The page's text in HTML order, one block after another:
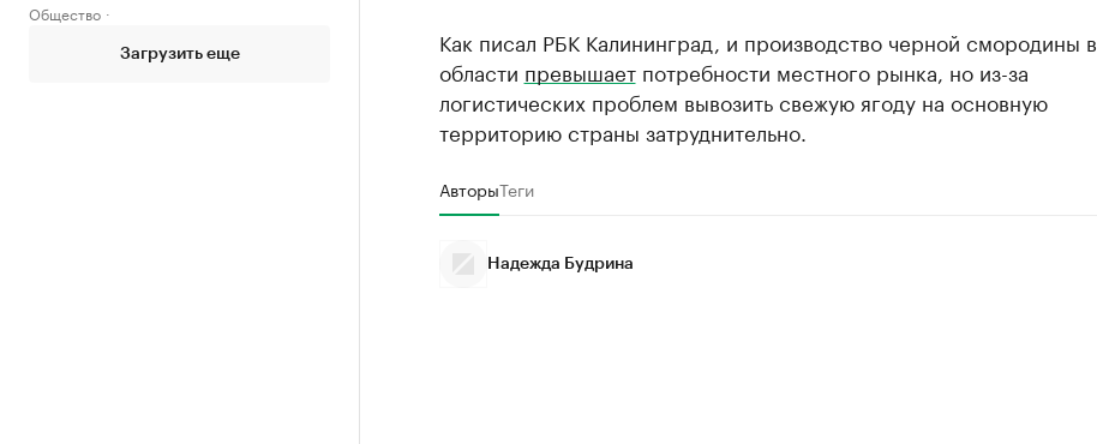
Общество
Загрузить еще
Как писал РБК Калининград, и производство черной смородины в
области превышаетпотребности местного рынка, но из-за
логистических проблем вывозить свежую ягоду на основную
территорию страны затруднительно.
АвторыТеги
Надежда Будрина